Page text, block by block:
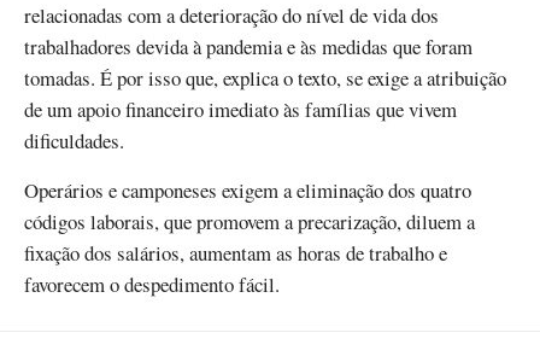
relacionadas com a deterioração do nível de vida dos
trabalhadores devida à pandemia e às medidas que foram
tomadas. É por isso que, explica o texto, se exige a atribuição
de um apoio financeiro imediato às famílias que vivem
dificuldades.
Operários e camponeses exigem a eliminação dos quatro
códigos laborais, que promovem a precarização, diluem a
fixação dos salários, aumentam as horas de trabalho e
favorecem o despedimento fácil.